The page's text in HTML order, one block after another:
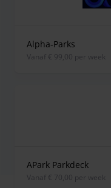
Alpha-Parks
vanaf € 99,00 per week
APark Parkdeck
vanaf € 70,00 per week